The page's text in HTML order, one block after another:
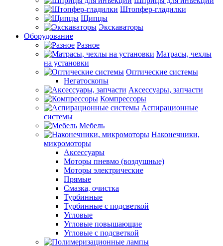
Штопфер-гладилки
Щипцы
Экскаваторы
Оборудование
Разное
Матрасы, чехлы
на установки
Оптические системы
Негатоскопы
Аксессуары, запчасти
Компрессоры
Аспирационные
системы
Мебель
Наконечники,
микромоторы
Аксессуары
Моторы пневмо (воздушные)
Моторы электрические
Прямые
Смазка, очистка
Турбинные
Турбинные с подсветкой
Угловые
Угловые повышающие
Угловые с подсветкой